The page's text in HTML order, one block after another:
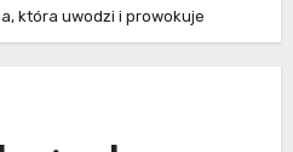
która uwodzi i prowokuje